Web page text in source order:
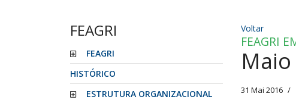
FEAGRI
FEAGRI
HISTÓRICO
ESTRUTURA ORGANIZACIONAL
Voltar
FEAGRI
31 Mai 2016